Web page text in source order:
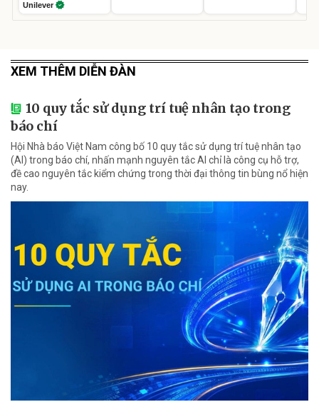
Unilever
XEM THÊM DIỄN ĐÀN
10 quy tắc sử dụng trí tuệ nhân tạo trong
báo chí
Hội Nhà báo Việt Nam công bố 10 quy tắc sử dụng trí tuệ nhân tạo
(AI) trong báo chí, nhấn mạnh nguyên tắc AI chỉ là công cụ hỗ trợ,
đề cao nguyên tắc kiểm chứng trong thời đại thông tin bùng nổ hiện
nay.